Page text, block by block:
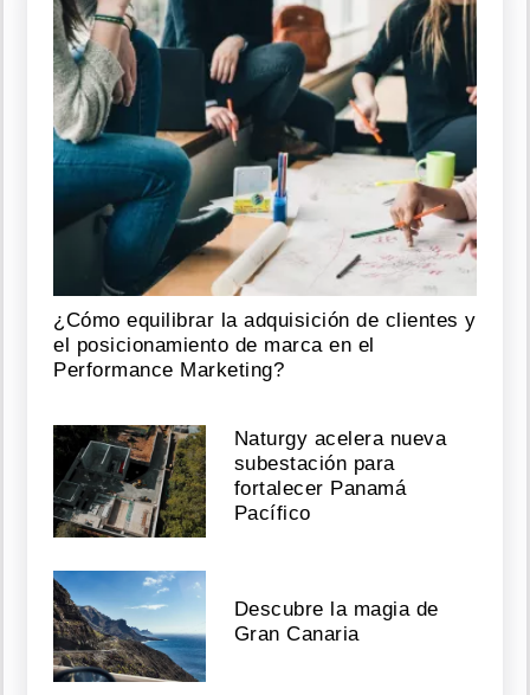
¿Cómo equilibrar la adquisición de clientes y
el posicionamiento de marca en el
Performance Marketing?
Naturgy acelera nueva
subestación para
fortalecer Panamá
Pacífico
Descubre la magia de
Gran Canaria